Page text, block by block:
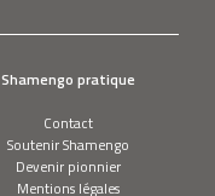
Shamengo pratique
Contact
Soutenir Shamengo
Devenir pionnier
Mentions légales